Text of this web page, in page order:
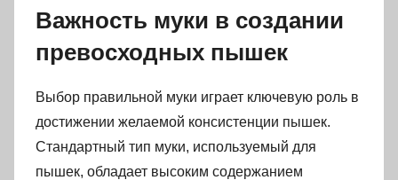
Важность муки в создании
превосходных пышек
Выбор правильной муки играет ключевую роль в
достижении желаемой консистенции пышек.
Стандартный тип муки, используемый для
пышек, обладает высоким содержанием